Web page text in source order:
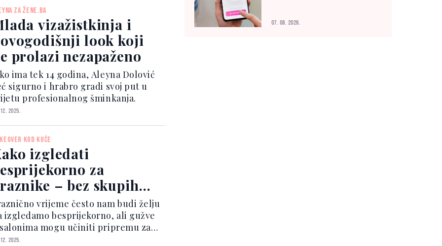
ZA ŽENE.BA
vizažistkinja i
look koji
prolazi nezapaženo
ima tek 14 godina, Aleyna Dolović
sigurno i hrabro gradi svoj put u
profesionalnog šminkanja.
2025.
KOD KUĆE
izgledati
za
– bez skupih
vrijeme često nam budi želju
izgledamo besprijekorno, ali gužve
mogu učiniti pripremu za
prilike izazovom.
2025.
07. 08. 2026.